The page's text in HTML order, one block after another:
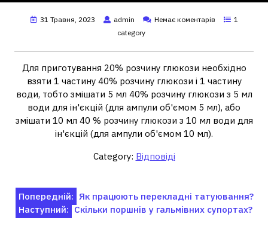
31 Травня, 2023 admin Немає коментарів
1
category
Для приготування 20% розчину глюкози необхідно
взяти 1 частину 40% розчину глюкози і 1 частину
води, тобто змішати 5 мл 40% розчину глюкози з 5 мл
води для ін'єкцій (для ампули об'ємом 5 мл), або
змішати 10 мл 40 % розчину глюкози з 10 мл води для
ін'єкцій (для ампули об'ємом 10 мл).
Category: Відповіді
Навігація
записів
Попередній: Як працюють перекладні татуювання?
Наступний: Скільки поршнів у гальмівних супортах?